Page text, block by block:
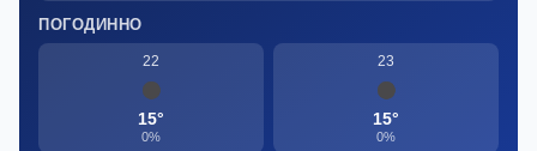
ПОГОДИННО
22
15°
0%
23
15°
0%